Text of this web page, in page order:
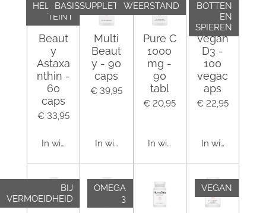
HELDERE
TEINT
Beaut
y
Astaxa
nthin -
60
caps
€ 33,95
In winkelwagen
BASISSUPPLETIE
Multi
Beaut
y - 90
caps
€ 39,95
In winkelwagen
WEERSTAND
Pure C
1000
mg -
90
tabl
€ 20,95
In winkelwagen
BOTTEN
EN
SPIEREN
Vegan
D3 -
100
vegac
aps
€ 22,95
In winkelwagen
BIJ
VERMOEIDHEID
OMEGA
3
VEGAN